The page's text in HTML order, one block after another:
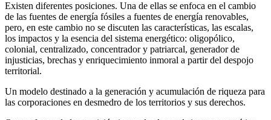
Existen diferentes posiciones. Una de ellas se enfoca en el cambio
de las fuentes de energía fósiles a fuentes de energía renovables,
pero, en este cambio no se discuten las características, las escalas,
los impactos y la esencia del sistema energético: oligopólico,
colonial, centralizado, concentrador y patriarcal, generador de
injusticias, brechas y enriquecimiento inmoral a partir del despojo
territorial.
Un modelo destinado a la generación y acumulación de riqueza para
las corporaciones en desmedro de los territorios y sus derechos.